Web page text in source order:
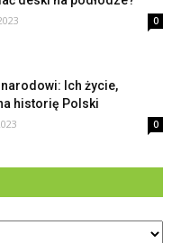
0
Ich życie,
historię Polski
0